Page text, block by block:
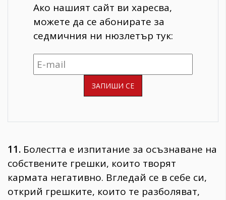
Ако нашият сайт ви харесва,
можете да се абонирате за
седмичния ни нюзлетър тук:
11. Болестта е изпитание за осъзнаване на
собствените грешки, които творят
кармата негативно. Вгледай се в себе си,
открий грешките, които те разболяват,